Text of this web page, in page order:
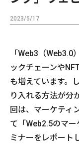
2023/5/17
「Web3（
ックチェーンや
も増えています。
り入れる方法が分
回は、マーケティ
て「Web2.5のマ
ミナーをレポート